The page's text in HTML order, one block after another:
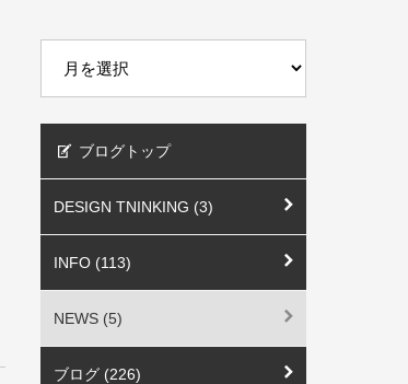
ブログトップ
DESIGN TNINKING (3)
INFO (113)
NEWS (5)
ブログ (226)